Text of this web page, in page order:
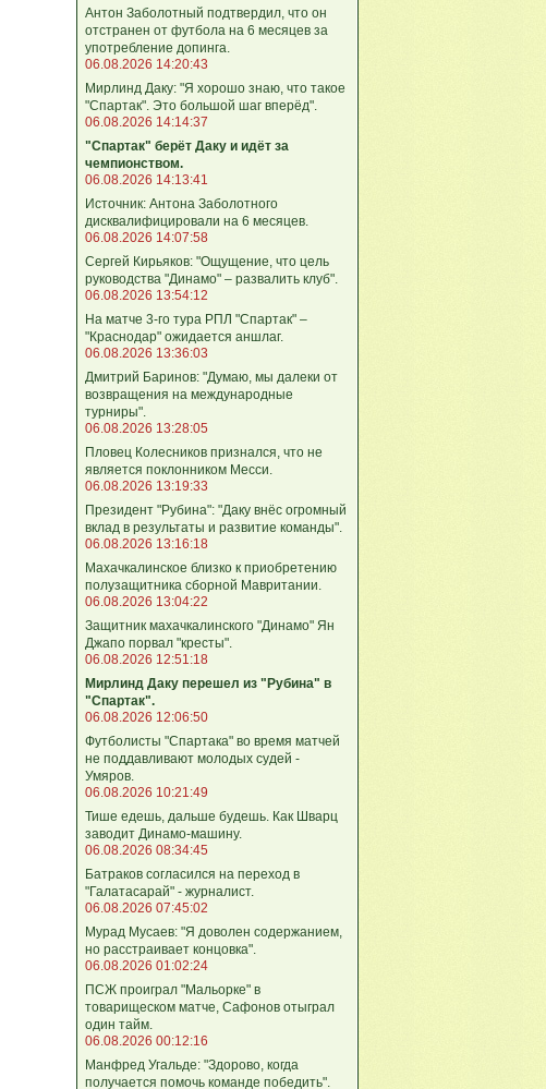
Антон Заболотный подтвердил, что он
отстранен от футбола на 6 месяцев за
употребление допинга.
06.08.2026 14:20:43
Мирлинд Даку: "Я хорошо знаю, что такое
"Спартак". Это большой шаг вперёд".
06.08.2026 14:14:37
"Спартак" берёт Даку и идёт за
чемпионством.
06.08.2026 14:13:41
Источник: Антона Заболотного
дисквалифицировали на 6 месяцев.
06.08.2026 14:07:58
Сергей Кирьяков: "Ощущение, что цель
руководства "Динамо" – развалить клуб".
06.08.2026 13:54:12
На матче 3-го тура РПЛ "Спартак" –
"Краснодар" ожидается аншлаг.
06.08.2026 13:36:03
Дмитрий Баринов: "Думаю, мы далеки от
возвращения на международные
турниры".
06.08.2026 13:28:05
Пловец Колесников признался, что не
является поклонником Месси.
06.08.2026 13:19:33
Президент "Рубина": "Даку внёс огромный
вклад в результаты и развитие команды".
06.08.2026 13:16:18
Махачкалинское близко к приобретению
полузащитника сборной Мавритании.
06.08.2026 13:04:22
Защитник махачкалинского "Динамо" Ян
Джапо порвал "кресты".
06.08.2026 12:51:18
Мирлинд Даку перешел из "Рубина" в
"Спартак".
06.08.2026 12:06:50
Футболисты "Спартака" во время матчей
не поддавливают молодых судей -
Умяров.
06.08.2026 10:21:49
Тише едешь, дальше будешь. Как Шварц
заводит Динамо-машину.
06.08.2026 08:34:45
Батраков согласился на переход в
"Галатасарай" - журналист.
06.08.2026 07:45:02
Мурад Мусаев: "Я доволен содержанием,
но расстраивает концовка".
06.08.2026 01:02:24
ПСЖ проиграл "Мальорке" в
товарищеском матче, Сафонов отыграл
один тайм.
06.08.2026 00:12:16
Манфред Угальде: "Здорово, когда
получается помочь команде победить".